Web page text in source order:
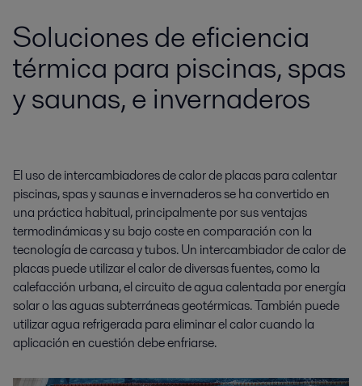
Soluciones de eficiencia
térmica para piscinas, spas
y saunas, e invernaderos
El uso de intercambiadores de calor de placas para calentar
piscinas, spas y saunas e invernaderos se ha convertido en
una práctica habitual, principalmente por sus ventajas
termodinámicas y su bajo coste en comparación con la
tecnología de carcasa y tubos. Un intercambiador de calor de
placas puede utilizar el calor de diversas fuentes, como la
calefacción urbana, el circuito de agua calentada por energía
solar o las aguas subterráneas geotérmicas. También puede
utilizar agua refrigerada para eliminar el calor cuando la
aplicación en cuestión debe enfriarse.